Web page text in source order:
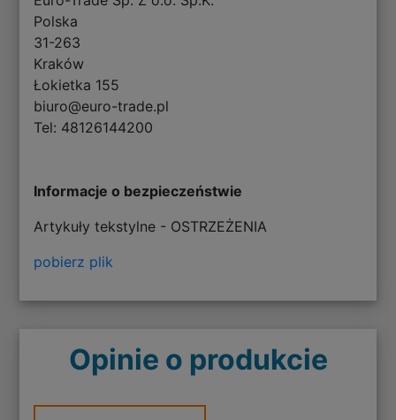
Polska
31-263
Kraków
Łokietka 155
biuro@euro-trade.pl
Tel: 48126144200
Informacje o bezpieczeństwie
Artykuły tekstylne - OSTRZEŻENIA
pobierz plik
Opinie o produkcie